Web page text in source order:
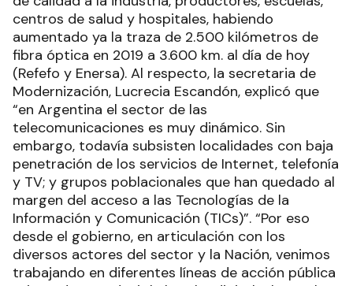
centros de salud y hospitales, habiendo
aumentado ya la traza de 2.500 kilómetros de
fibra óptica en 2019 a 3.600 km. al día de hoy
(Refefo y Enersa). Al respecto, la secretaria de
Modernización, Lucrecia Escandón, explicó que
“en Argentina el sector de las
telecomunicaciones es muy dinámico. Sin
embargo, todavía subsisten localidades con baja
penetración de los servicios de Internet, telefonía
y TV; y grupos poblacionales que han quedado al
margen del acceso a las Tecnologías de la
Información y Comunicación (TICs)”. “Por eso
desde el gobierno, en articulación con los
diversos actores del sector y la Nación, venimos
trabajando en diferentes líneas de acción pública